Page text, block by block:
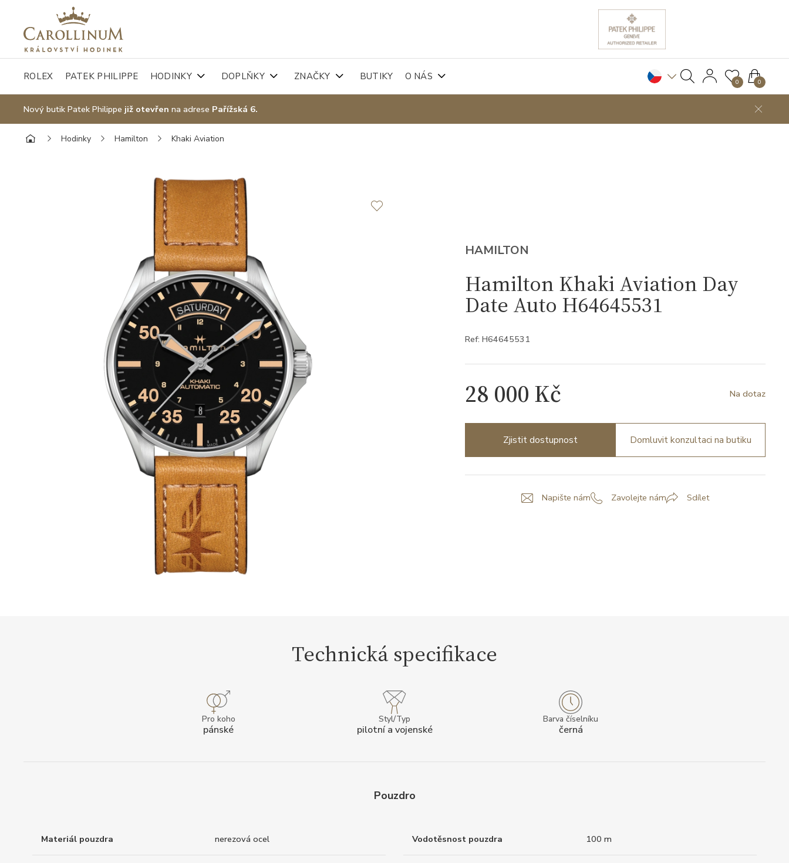
ROLEX PATEK PHILIPPE HODINKY DOPLŇKY ZNAČKY BUTIKY O NÁS 0 0
Nový butik Patek Philippe již otevřen na adrese Pařížská 6.
Hodinky Hamilton Khaki Aviation
HAMILTON
Hamilton Khaki Aviation Day
Date Auto H64645531
Ref: H64645531
28 000 Kč Na dotaz
Zjistit dostupnost Domluvit konzultaci na butiku
Napište nám Zavolejte nám Sdílet
Technická specifikace
Pro koho
pánské
Styl/Typ
pilotní a vojenské
Barva číselníku
černá
Pouzdro
Materiál pouzdra nerezová ocel Vodotěsnost pouzdra 100 m